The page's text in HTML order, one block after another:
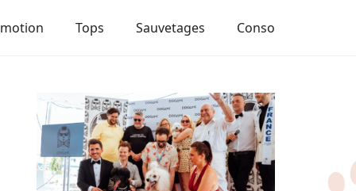
Tops Sauvetages Conso